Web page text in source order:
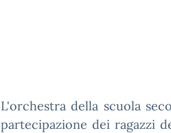
L'orchestra della scuola
partecipazione dei ragazzi